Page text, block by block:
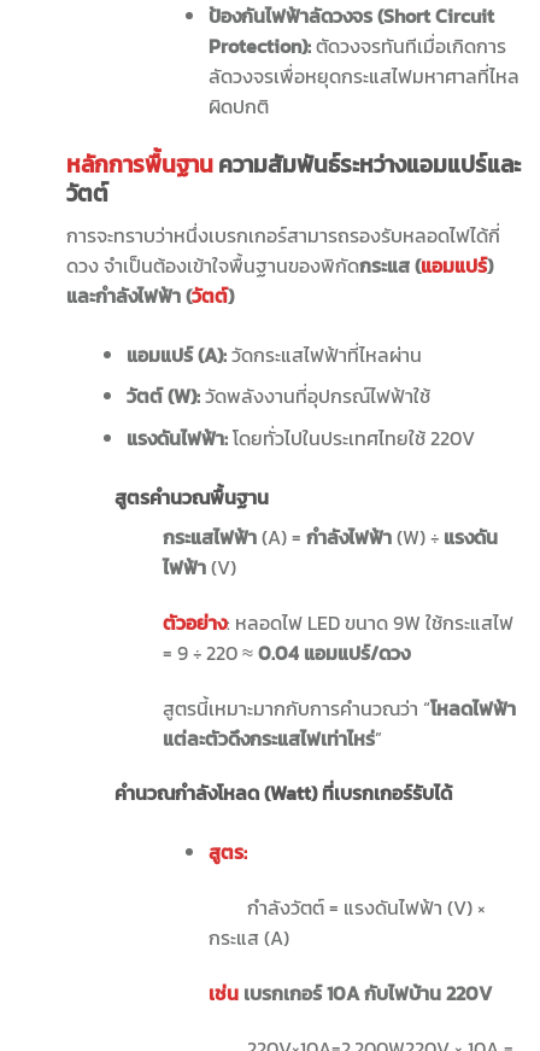
ป้องกันไฟฟ้าลัดวงจร (Short Circuit
Protection):ตัดวงจรทันทีเมื่อเกิดการ
ลัดวงจรเพื่อหยุดกระแสไฟมหาศาลที่ไหล
ผิดปกติ
หลักการพื้นฐานความสัมพันธ์ระหว่างแอมแปร์และ
วัตต์
การจะทราบว่าหนึ่งเบรกเกอร์สามารถรองรับหลอดไฟได้กี่
ดวง จำเป็นต้องเข้าใจพื้นฐานของพิกัดกระแส (แอมแปร์)
และกำลังไฟฟ้า (วัตต์)
แอมแปร์ (A):วัดกระแสไฟฟ้าที่ไหลผ่าน
วัตต์ (W):วัดพลังงานที่อุปกรณ์ไฟฟ้าใช้
แรงดันไฟฟ้า:โดยทั่วไปในประเทศไทยใช้ 220V
สูตรคำนวณพื้นฐาน
กระแสไฟฟ้า(A) = กำลังไฟฟ้า(W) ÷ แรงดัน
ไฟฟ้า(V)
ตัวอย่าง: หลอดไฟ LED ขนาด 9W ใช้กระแสไฟ
= 9 ÷ 220 ≈0.04 แอมแปร์/ดวง
สูตรนี้เหมาะมากกับการคำนวณว่า “โหลดไฟฟ้า
แต่ละตัวดึงกระแสไฟเท่าไหร่”
คำนวณกำลังโหลด (Watt) ที่เบรกเกอร์รับได้
สูตร:
กำลังวัตต์= แรงดันไฟฟ้า (V) ×
กระแส (A)
เช่น เบรกเกอร์ 10A กับไฟบ้าน 220V